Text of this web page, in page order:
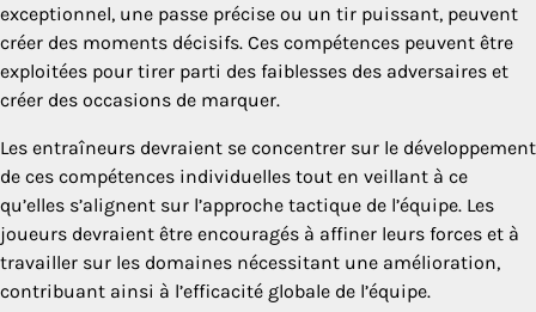
exceptionnel, une passe précise ou un tir puissant, peuvent
créer des moments décisifs. Ces compétences peuvent être
exploitées pour tirer parti des faiblesses des adversaires et
créer des occasions de marquer.
Les entraîneurs devraient se concentrer sur le développement
de ces compétences individuelles tout en veillant à ce
qu’elles s’alignent sur l’approche tactique de l’équipe. Les
joueurs devraient être encouragés à affiner leurs forces et à
travailler sur les domaines nécessitant une amélioration,
contribuant ainsi à l’efficacité globale de l’équipe.